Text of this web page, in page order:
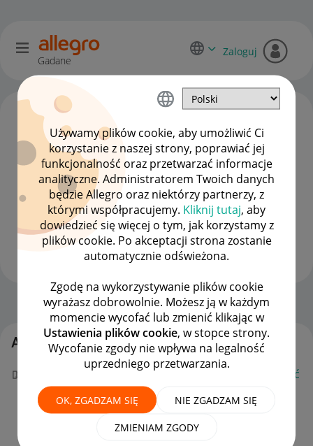
Używamy plików cookie, aby umożliwić Ci
korzystanie z naszej strony, poprawiać jej
funkcjonalność oraz przetwarzać informacje
analityczne. Administratorem Twoich danych
będzie Allegro oraz niektórzy partnerzy, z
którymi współpracujemy. Kliknij tutaj, aby
dowiedzieć się więcej o tym, jak korzystamy z
plików cookie. Po akceptacji strona zostanie
automatycznie odświeżona.
Zgodę na wykorzystywanie plików cookie
wyrażasz dobrowolnie. Możesz ją w każdym
momencie wycofać lub zmienić klikając w
Ustawienia plików cookie, w stopce strony.
Wycofanie zgody nie wpływa na legalność
uprzedniego przetwarzania.
OK, ZGADZAM SIĘ NIE ZGADZAM SIĘ
ZMIENIAM ZGODY
Gadane
Zaloguj
Feather
#8 Zapaleniec
Strona Główna OPCJE
Aktywność Feather
Gratulacje! Masz nowy "W punkt!" za wpis
Co zrobić
gdy od pomad roku od zgloszenia dIal zajmujacy
sie filtrami wyszukiwania nic nie robi?.‎27-04-2026